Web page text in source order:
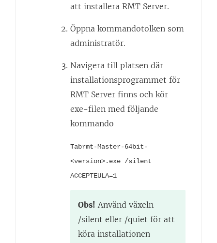
y
att installera RMT Server.
Öppna kommandotolken som
administratör.
Navigera till platsen där
installationsprogrammet för
RMT Server finns och kör
exe-filen med följande
kommando
Tabrmt-Master-64bit-
<version>.exe /silent
ACCEPTEULA=1
Obs! Använd växeln
/silent eller /quiet för att
köra installationen